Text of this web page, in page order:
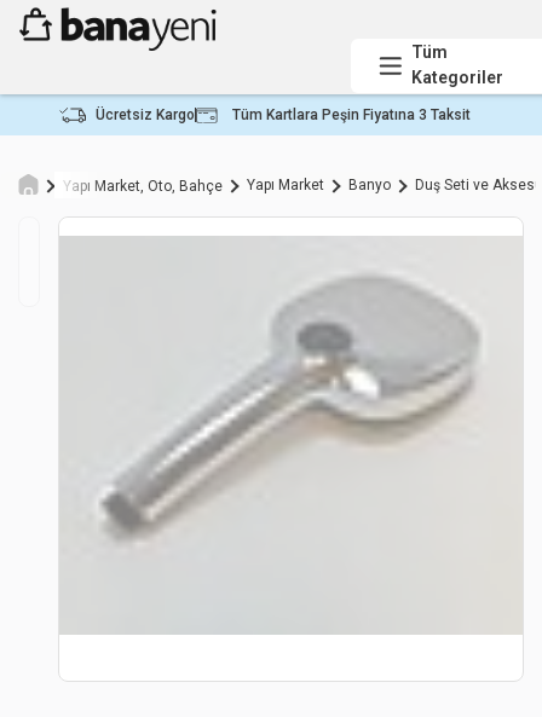
Tüm
Kategoriler
Ücretsiz Kargo Tüm Kartlara Peşin Fiyatına 3 Taksit
Yapı Market, Oto, Bahçe Yapı Market Banyo Duş Seti ve